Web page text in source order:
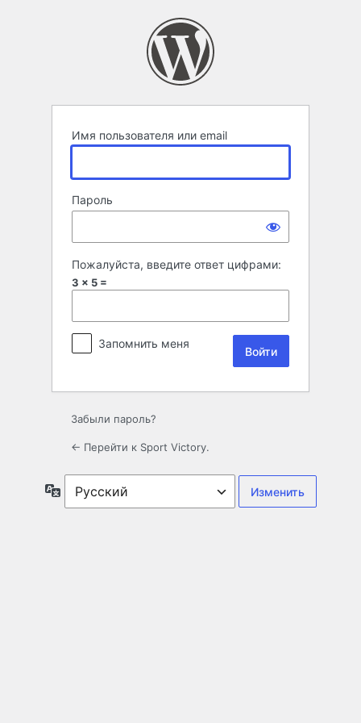
Имя пользователя или email
Пароль
Пожалуйста, введите ответ цифрами:
3 × 5 =
Запомнить меня
Забыли пароль?
← Перейти к Sport Victory.
Язык